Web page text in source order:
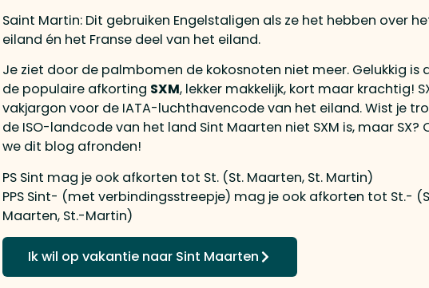
Saint Martin: Dit gebruiken Engelstaligen als ze het hebben over
eiland én het Franse deel van het eiland.
Je ziet door de palmbomen de kokosnoten niet meer. Gelukkig is
de populaire afkorting SXM, lekker makkelijk, kort maar krachtig!
vakjargon voor de IATA-luchthavencode van het eiland. Wist je
de ISO-landcode van het land Sint Maarten niet SXM is, maar SX?
we dit blog afronden!
PS Sint mag je ook afkorten tot St. (St. Maarten, St. Martin)
PPS Sint- (met verbindingsstreepje) mag je ook afkorten tot St.-
Maarten, St.-Martin)
Ik wil op vakantie naar Sint Maarten